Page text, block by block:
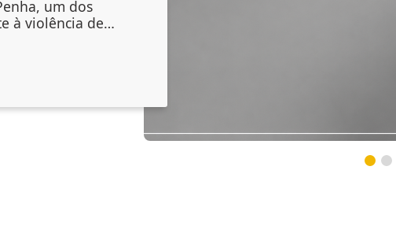
um dos
à violência de
ampliou os
das
mas também
aos sinais de